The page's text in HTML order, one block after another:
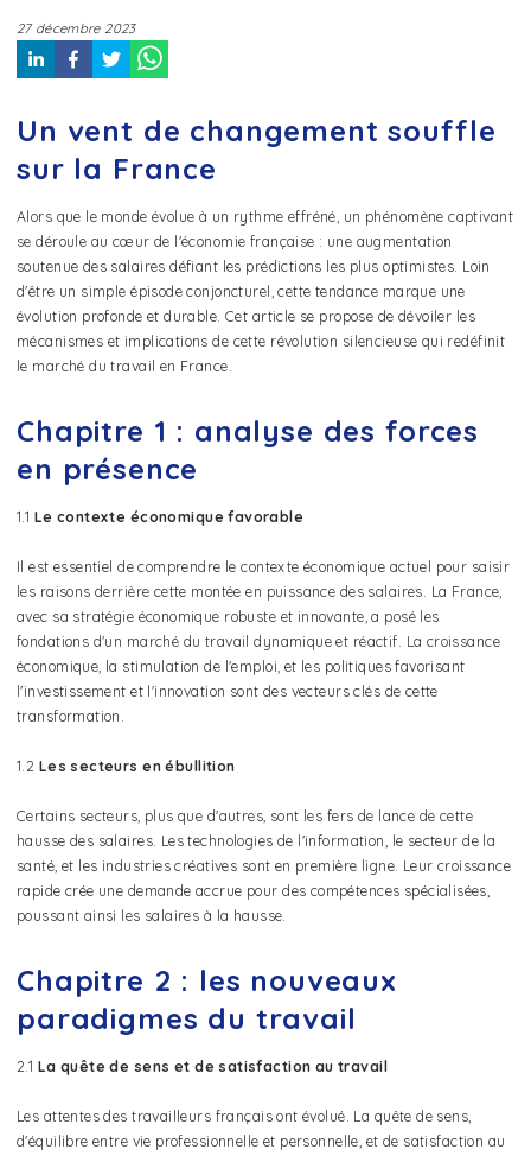
27 décembre 2023
Un vent de changement souffle
sur la France
Alors que le monde évolue à un rythme effréné, un phénomène captivant
se déroule au cœur de l'économie française : une augmentation
soutenue des salaires défiant les prédictions les plus optimistes. Loin
d'être un simple épisode conjoncturel, cette tendance marque une
évolution profonde et durable. Cet article se propose de dévoiler les
mécanismes et implications de cette révolution silencieuse qui redéfinit
le marché du travail en France.
Chapitre 1 : analyse des forces
en présence
1.1 Le contexte économique favorable
Il est essentiel de comprendre le contexte économique actuel pour saisir
les raisons derrière cette montée en puissance des salaires. La France,
avec sa stratégie économique robuste et innovante, a posé les
fondations d'un marché du travail dynamique et réactif. La croissance
économique, la stimulation de l'emploi, et les politiques favorisant
l'investissement et l'innovation sont des vecteurs clés de cette
transformation.
1.2 Les secteurs en ébullition
Certains secteurs, plus que d'autres, sont les fers de lance de cette
hausse des salaires. Les technologies de l'information, le secteur de la
santé, et les industries créatives sont en première ligne. Leur croissance
rapide crée une demande accrue pour des compétences spécialisées,
poussant ainsi les salaires à la hausse.
Chapitre 2 : les nouveaux
paradigmes du travail
2.1 La quête de sens et de satisfaction au travail
Les attentes des travailleurs français ont évolué. La quête de sens,
d'équilibre entre vie professionnelle et personnelle, et de satisfaction au